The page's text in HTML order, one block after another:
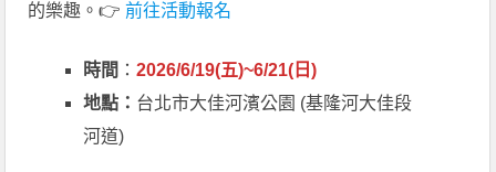
的樂趣。👉前往活動報名
時間 ：2026/6/19(五)~6/21(日)
地點： 台北市大佳河濱公園 (基隆河大佳段
河道)